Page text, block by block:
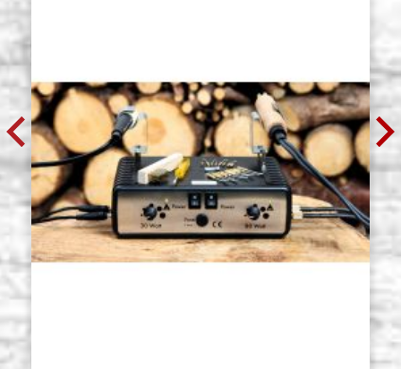
vena chiara 24X32 cm
€ 10,00
Tavola in tiglio per pirografia,
vena chiara 25X25 cm
Giacenza: 0 - COD.
G25X25PIRO
€ 8,40 ACQUISTA
Tavola in tiglio per pirografia,
vena chiara 25X30 cm
Giacenza: 0 - COD.
G25X30PIRO
€ 10,00 ACQUISTA
Tavola in tiglio per pirografia,
G25X35PIRO